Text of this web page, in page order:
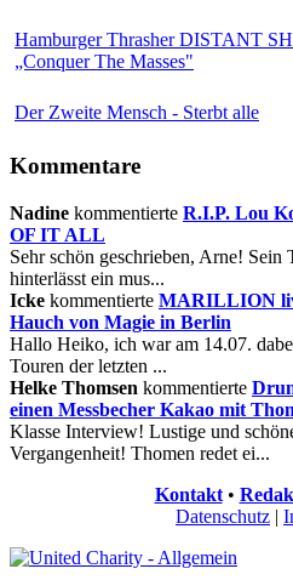
Hamburger Thrasher DISTANT
„Conquer The Masses"
Der Zweite Mensch - Sterbt alle
Kommentare
Nadine kommentierte R.I.P. Lou
OF IT ALL
Sehr schön geschrieben, Arne! Sein
hinterlässt ein mus...
Icke kommentierte MARILLION
Hauch von Magie in Berlin
Hallo Heiko, ich war am 14.07.
Touren der letzten ...
Helke Thomsen kommentierte
einen Messbecher Kakao mit
Klasse Interview! Lustige und
Vergangenheit! Thomen redet ei...
Kontakt•
Datenschutz |